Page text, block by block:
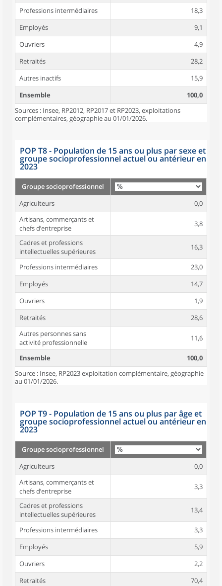
Professions intermédiaires
18,3
Employés
9,1
Ouvriers
4,9
Retraités
28,2
Autres inactifs
15,9
Ensemble
100,0
Sources : Insee, RP2012, RP2017 et RP2023, exploitations
complémentaires, géographie au 01/01/2026.
POP T8 - Population de 15 ans ou plus par sexe et
groupe socioprofessionnel actuel ou antérieur en
2023
Groupe socioprofessionnel
Agriculteurs
0,0
Artisans, commerçants et
chefs d’entreprise
3,8
Cadres et professions
intellectuelles supérieures
16,3
Professions intermédiaires
23,0
Employés
14,7
Ouvriers
1,9
Retraités
28,6
Autres personnes sans
activité professionnelle
11,6
Ensemble
100,0
Source : Insee, RP2023 exploitation complémentaire, géographie
au 01/01/2026.
POP T9 - Population de 15 ans ou plus par âge et
groupe socioprofessionnel actuel ou antérieur en
2023
Groupe socioprofessionnel
Agriculteurs
0,0
Artisans, commerçants et
chefs d’entreprise
3,3
Cadres et professions
intellectuelles supérieures
13,4
Professions intermédiaires
3,3
Employés
5,9
Ouvriers
2,2
Retraités
70,4